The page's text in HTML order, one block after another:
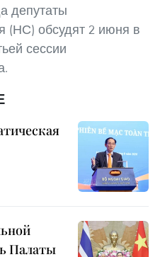
депутаты
(НС) обсудят 2 июня в
сессии
Палаты